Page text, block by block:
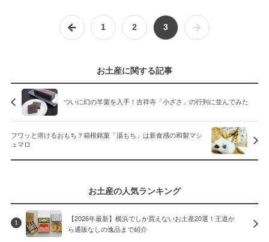
1 2 3
お土産に関する記事
ついに幻の羊羹を入手！吉祥寺「小ざさ」の行列に並んでみた
フワッと溶けるおもち？箱根銘菓「湯もち」は新食感の和製マシ
ュマロ
お土産の人気ランキング
1
【2026年最新】横浜でしか買えないお土産20選！王道か
ら通販なしの逸品まで紹介